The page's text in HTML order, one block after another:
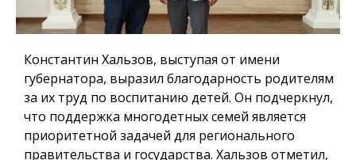
Константин Хальзов, выступая от имени
губернатора, выразил благодарность родителям
за их труд по воспитанию детей. Он подчеркнул,
что поддержка многодетных семей является
приоритетной задачей для регионального
правительства и государства. Хальзов отметил,